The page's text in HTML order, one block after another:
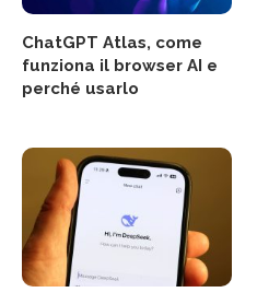
ChatGPT Atlas, come
funziona il browser AI e
perché usarlo